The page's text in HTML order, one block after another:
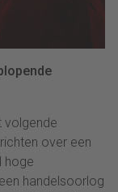
volgende
over een
hoge
handelsoorlog